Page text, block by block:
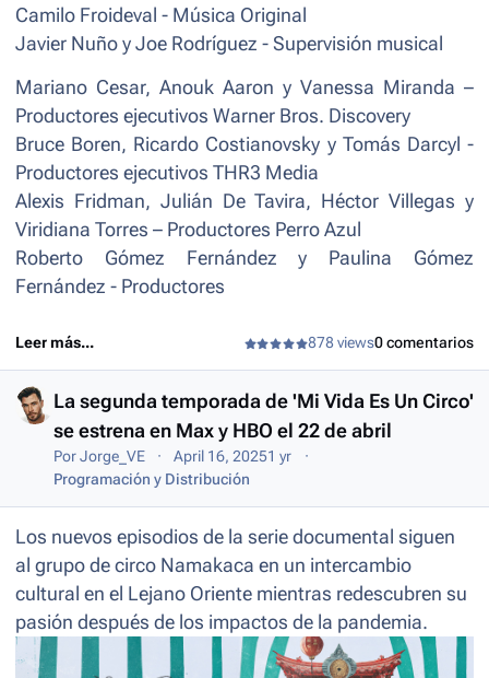
Camilo Froideval - Música Original
Javier Nuño y Joe Rodríguez - Supervisión musical
Mariano Cesar, Anouk Aaron y Vanessa Miranda –
Productores ejecutivos Warner Bros. Discovery
Bruce Boren, Ricardo Costianovsky y Tomás Darcyl -
Productores ejecutivos THR3 Media
Alexis Fridman, Julián De Tavira, Héctor Villegas y
Viridiana Torres – Productores Perro Azul
Roberto Gómez Fernández y Paulina Gómez
Fernández - Productores
Leer más... 878 views0 comentarios
La segunda temporada de 'Mi Vida Es Un Circo'
se estrena en Max y HBO el 22 de abril
PorJorge_VE April 16, 20251 yr
Programación y Distribución
Los nuevos episodios de la serie documental siguen
al grupo de circo Namakaca en un intercambio
cultural en el Lejano Oriente mientras redescubren su
pasión después de los impactos de la pandemia.